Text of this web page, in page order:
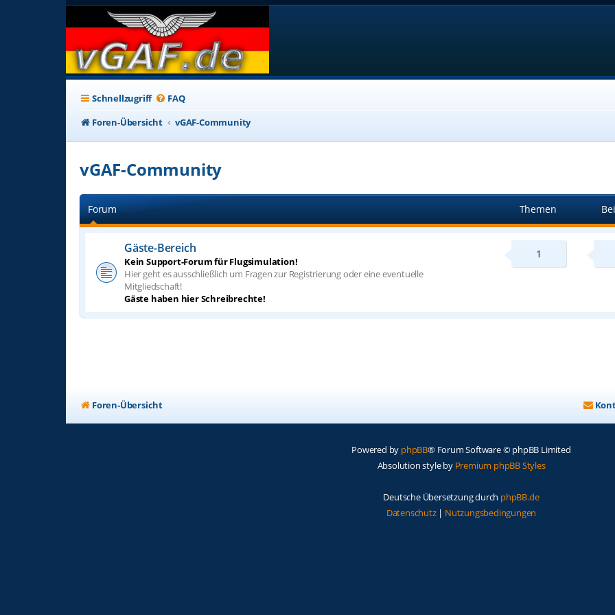
Schnellzugriff FAQ
Foren-Übersicht
vGAF-Community
vGAF-Community
Forum Themen
Gäste-Bereich
Kein Support-Forum für Flugsimulation!
Hier geht es ausschließlich um Fragen zur Registrierung oder eine eventuelle
Mitgliedschaft!
Gäste haben hier Schreibrechte!
1
Foren-Übersicht
Powered by phpBB® Forum Software © phpBB Limited
Absolution style by Premium phpBB Styles
Deutsche Übersetzung durch phpBB.de
Datenschutz| Nutzungsbedingungen